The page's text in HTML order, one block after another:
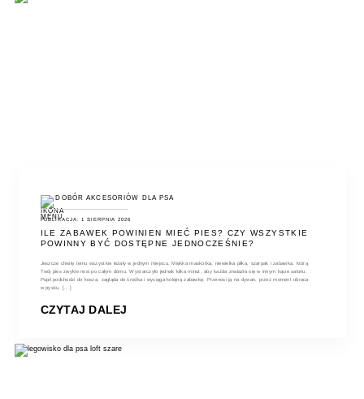
DOBÓR AKCESORIÓW DLA PSA
PUBLIKACJA: 1 SIERPNIA 2026
ILE ZABAWEK POWINIEN MIEĆ PIES? CZY WSZYSTKIE
POWINNY BYĆ DOSTĘPNE JEDNOCZEŚNIE?
Jeszcze chwilę temu wszystkie leżały w jednym miejscu. Miękka maskotka, niewielka piłka, szarpak i zabawka, którą
Twój pies zwykle nosi po całym domu. Wystarczyło jednak kilka minut, aby każda znalazła się w innym kącie salonu.
Pupil podchodzi do kosza, zagląda do środka i wyciąga kolejną zabawkę. Przenosi ją na dywan, przez moment obraca
w pysku, [...]
CZYTAJ DALEJ